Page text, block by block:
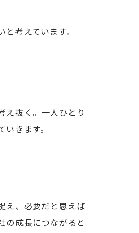
考えています。
え抜く。一人ひとり
きます。
え、必要だと思えば
の成長につながると